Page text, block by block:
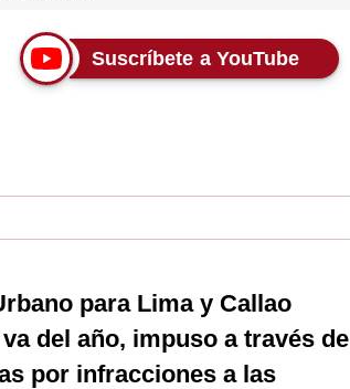
Suscríbete a YouTube
para Lima y Callao
del año, impuso a través de
por infracciones a las